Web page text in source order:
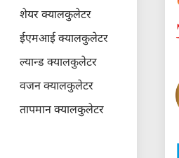
शेयर क्यालकुलेटर
ईएमआई क्यालकुलेटर
ल्यान्ड क्यालकुलेटर
वजन क्यालकुलेटर
तापमान क्यालकुलेटर